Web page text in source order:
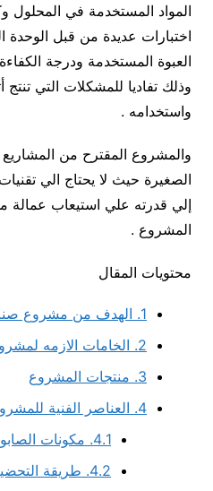
المواد المستخدمة في المحلول
اختبارات عديدة من قبل الوحدة
العبوة المستخدمة ودرجة
وذلك تفاديا للمشكلات التي تنتج
واستخدامه .
والمشروع المقترح من
الصغيرة حيث لا يحتاج الي
إلي قدرته علي استيعاب عمالة
المشروع .
محتويات المقال
1. الهدف من مشروع
2. الخامات الازمه
3. منتجات المشروع
4. العناصر الفنية
4.1. مكونات
4.2. طريقة